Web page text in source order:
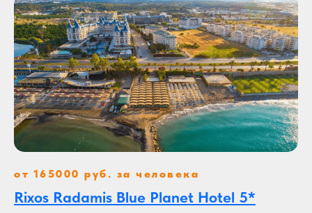
от 165000 руб. за человека
Rixos Radamis Blue Planet Hotel 5*